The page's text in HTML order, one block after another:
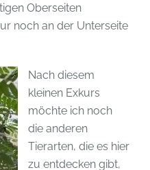
Oberseiten
noch an der Unterseite
Nach diesem
kleinen Exkurs
möchte ich noch
die anderen
Tierarten, die es hier
zu entdecken gibt,